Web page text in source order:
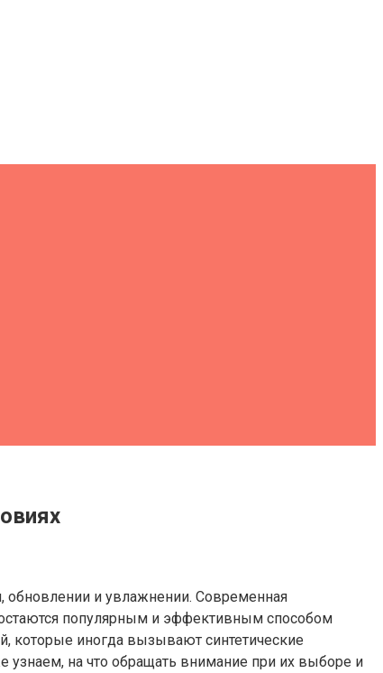
обновлении и увлажнении. Современная
популярным и эффективным способом
которые иногда вызывают синтетические
узнаем, на что обращать внимание при их выборе и